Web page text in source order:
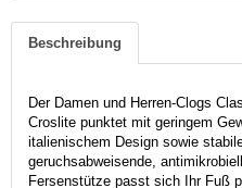
Beschreibung
Der Damen und Herren-Clogs
Croslite punktet mit geringem
italienischem Design sowie
geruchsabweisende,
Fersenstütze passt sich Ihr Fuß